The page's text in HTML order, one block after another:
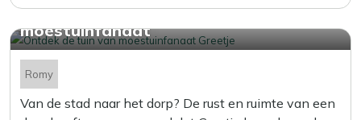
Zo ziet de tuin eruit van een echte
moestuinfanaat
Romy
Van de stad naar het dorp? De rust en ruimte van een